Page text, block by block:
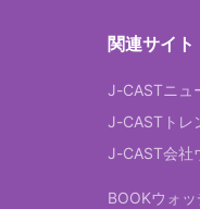
関連サイト
J-CASTニュ
J-CASTトレ
J-CAST会社
BOOKウォッ